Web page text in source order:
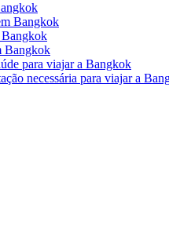
Bangkok
Bangkok
para viajar a Bangkok
necessária para viajar a